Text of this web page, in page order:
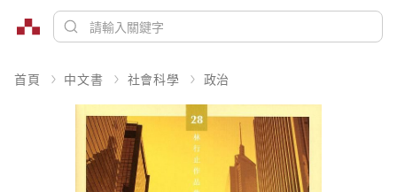
首頁 中文書 社會科學 政治